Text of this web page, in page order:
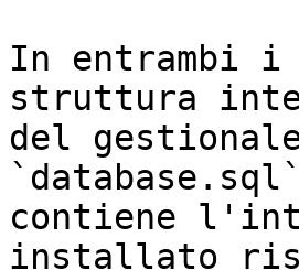
In entrambi i
struttura
del
contiene
installato